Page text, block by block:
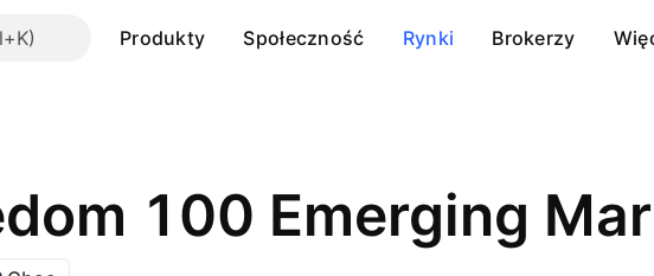
Produkty Społeczność Rynki Brokerzy
100 Emerging